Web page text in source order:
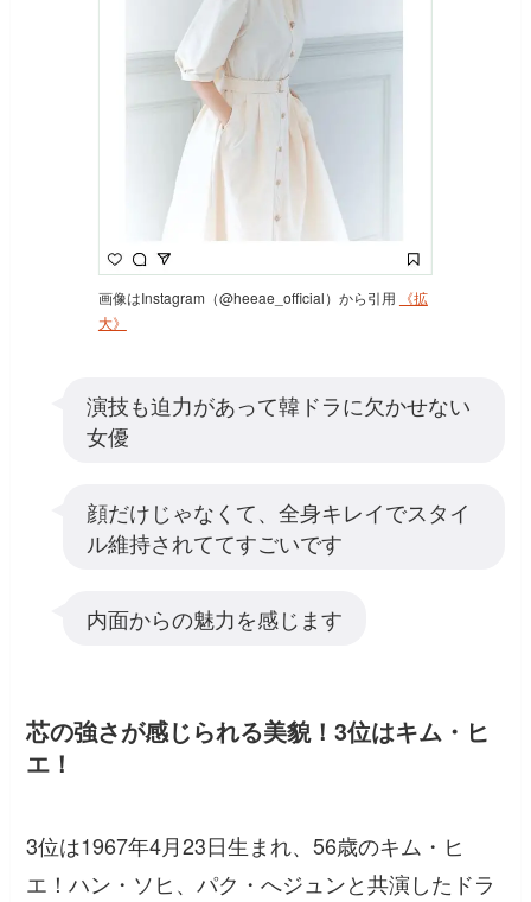
画像はInstagram（@heeae_official）から引用
《拡
大》
演技も迫力があって韓ドラに欠かせない
女優
顔だけじゃなくて、全身キレイでスタイ
ル維持されててすごいです
内面からの魅力を感じます
芯の強さが感じられる美貌！3位はキム・ヒ
エ！
3位は1967年4月23日生まれ、56歳のキム・ヒ
エ！ハン・ソヒ、パク・へジュンと共演したドラ